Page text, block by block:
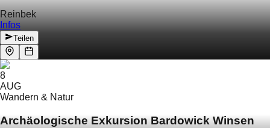
Reinbek
Infos
Teilen
8
AUG
Wandern & Natur
Archäologische Exkursion Bardowick Winsen